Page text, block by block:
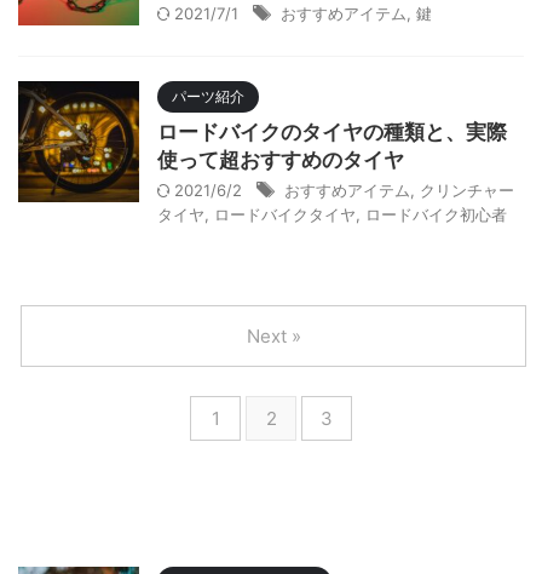
2021/7/1 おすすめアイテム 鍵
パーツ紹介
ロードバイクのタイヤの種類と、実際
使って超おすすめのタイヤ
2021/6/2 おすすめアイテム
クリンチャー
タイヤ
ロードバイクタイヤ ロードバイク初心者
1 2 3
Next »